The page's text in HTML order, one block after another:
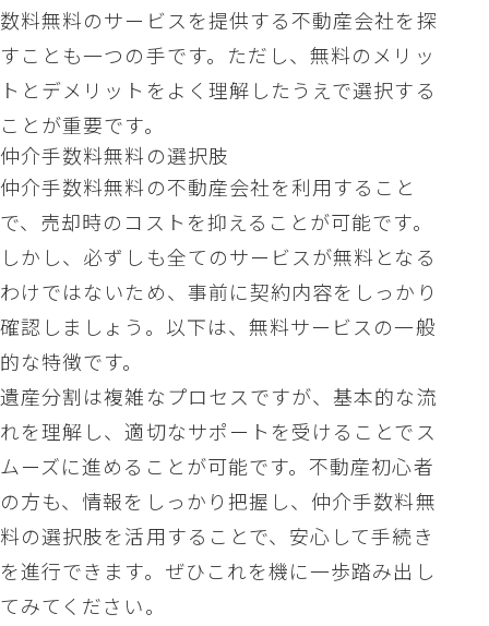
数料無料のサービスを提供する不動産会社を探
すことも一つの手です。ただし、無料のメリッ
トとデメリットをよく理解したうえで選択する
ことが重要です。
仲介手数料無料の選択肢
仲介手数料無料の不動産会社を利用すること
で、売却時のコストを抑えることが可能です。
しかし、必ずしも全てのサービスが無料となる
わけではないため、事前に契約内容をしっかり
確認しましょう。以下は、無料サービスの一般
的な特徴です。
遺産分割は複雑なプロセスですが、基本的な流
れを理解し、適切なサポートを受けることでス
ムーズに進めることが可能です。不動産初心者
の方も、情報をしっかり把握し、仲介手数料無
料の選択肢を活用することで、安心して手続き
を進行できます。ぜひこれを機に一歩踏み出し
てみてください。